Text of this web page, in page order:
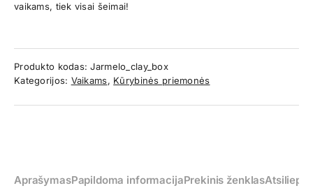
vaikams, tiek visai šeimai!
Produkto kodas:Jarmelo_clay_box
Kategorijos: Vaikams, Kūrybinės priemonės
AprašymasPapildoma informacijaPrekinis ženklas